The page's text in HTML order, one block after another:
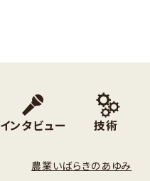
インタビュー 技術
農業いばらきのあゆみ